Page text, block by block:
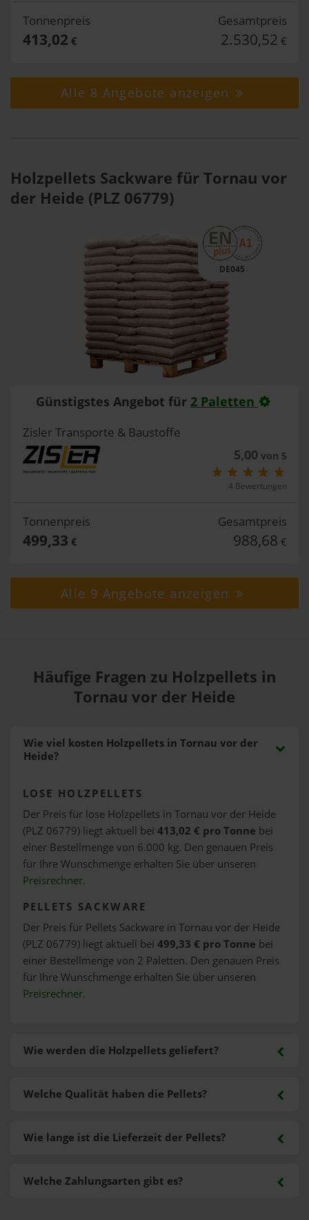
Tonnenpreis
413,02 €
Gesamtpreis
2.530,52 €
Alle 8 Angebote anzeigen
Holzpellets Sackware für Tornau vor
der Heide (PLZ 06779)
DE045
Günstigstes Angebot für 2 Paletten
Zisler Transporte & Baustoffe
5,00 von 5
4 Bewertungen
Tonnenpreis
499,33 €
Gesamtpreis
988,68 €
Alle 9 Angebote anzeigen
Häufige Fragen zu Holzpellets in
Tornau vor der Heide
Wie viel kosten Holzpellets in Tornau vor der
Heide?
LOSE HOLZPELLETS
Der Preis für lose Holzpellets in Tornau vor der Heide
(PLZ 06779) liegt aktuell bei 413,02 € pro Tonne bei
einer Bestellmenge von 6.000 kg. Den genauen Preis
für Ihre Wunschmenge erhalten Sie über unseren
Preisrechner.
PELLETS SACKWARE
Der Preis für Pellets Sackware in Tornau vor der Heide
(PLZ 06779) liegt aktuell bei 499,33 € pro Tonne bei
einer Bestellmenge von 2 Paletten. Den genauen Preis
für Ihre Wunschmenge erhalten Sie über unseren
Preisrechner.
Wie werden die Holzpellets geliefert?
Welche Zahlungsarten gibt es?
Welche Qualität haben die Pellets?
Wie lange ist die Lieferzeit der Pellets?